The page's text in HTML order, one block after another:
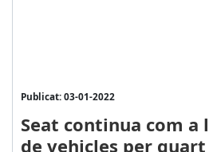
Publicat: 03-01-2022
Seat continua com a
de vehicles per